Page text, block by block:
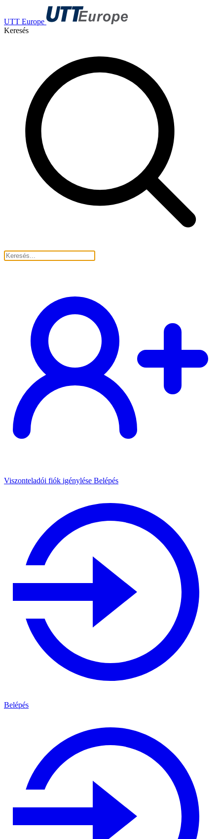
UTT Europe
Keresés
Viszonteladói fiók igénylése Belépés
Belépés